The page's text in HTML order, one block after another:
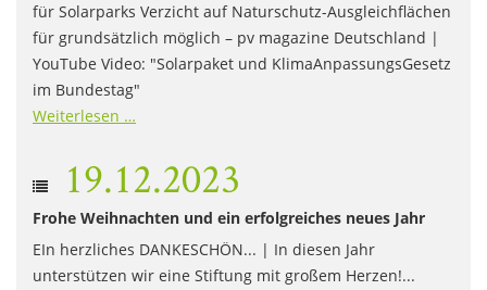
für Solarparks Verzicht auf Naturschutz-Ausgleichflächen
für grundsätzlich möglich – pv magazine Deutschland |
YouTube Video: "Solarpaket und KlimaAnpassungsGesetz
im Bundestag"
Weiterlesen …
19.12.2023
Frohe Weihnachten und ein erfolgreiches neues Jahr
EIn herzliches DANKESCHÖN... | In diesen Jahr
unterstützen wir eine Stiftung mit großem Herzen!...